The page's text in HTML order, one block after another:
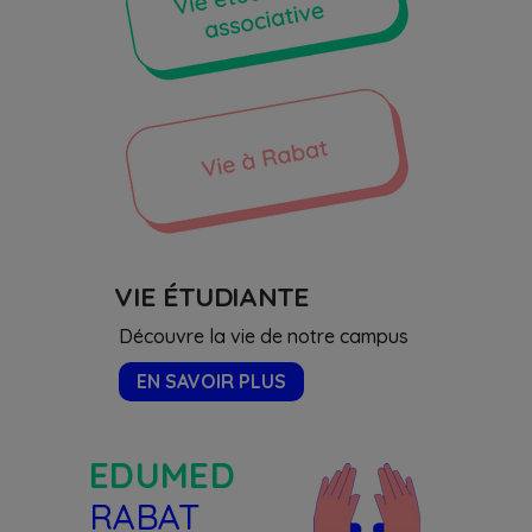
VIE ÉTUDIANTE
Découvre la vie de notre campus
EN SAVOIR PLUS
EDUMED
RABAT